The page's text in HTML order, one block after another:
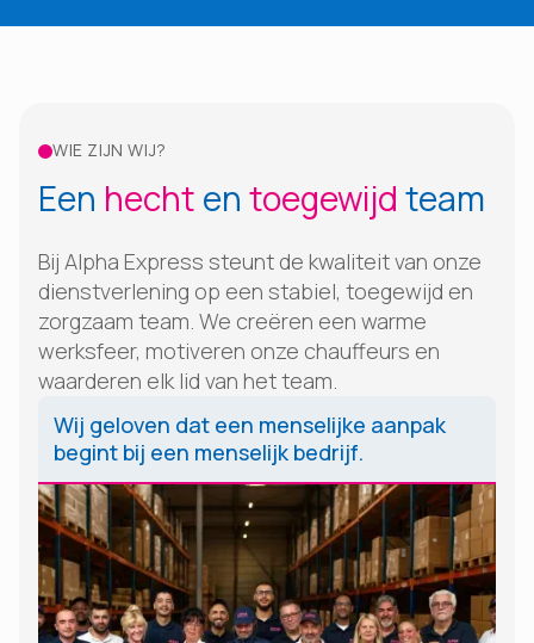
WIE ZIJN WIJ?
Een hecht en toegewijd team‍
Bij Alpha Express steunt de kwaliteit van onze
dienstverlening op een stabiel, toegewijd en
zorgzaam team. We creëren een warme
werksfeer, motiveren onze chauffeurs en
waarderen elk lid van het team.
Wij geloven dat een menselijke aanpak
begint bij een menselijk bedrijf.